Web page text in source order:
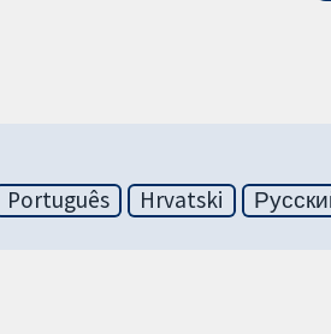
Hrvatski
Português